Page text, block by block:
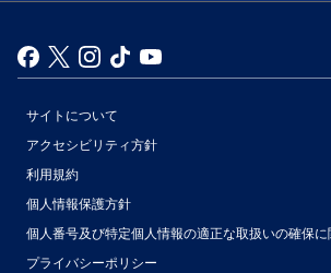
サイトについて
アクセシビリティ方針
利用規約
個人情報保護方針
個人番号及び特定個人情報の適正な取扱いの確保
プライバシーポリシー